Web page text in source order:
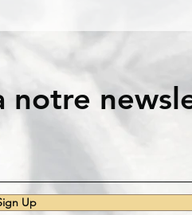
notre
Up